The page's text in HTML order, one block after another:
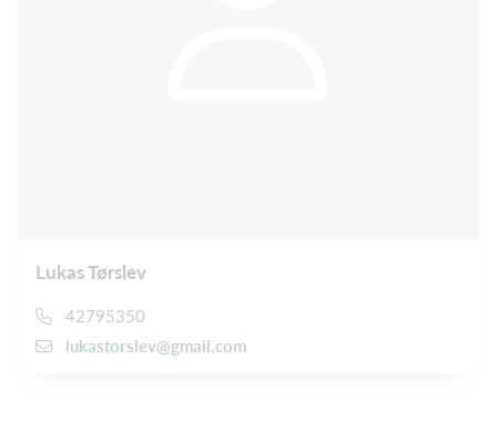
Lukas Tørslev
42795350
lukastorslev@gmail.com